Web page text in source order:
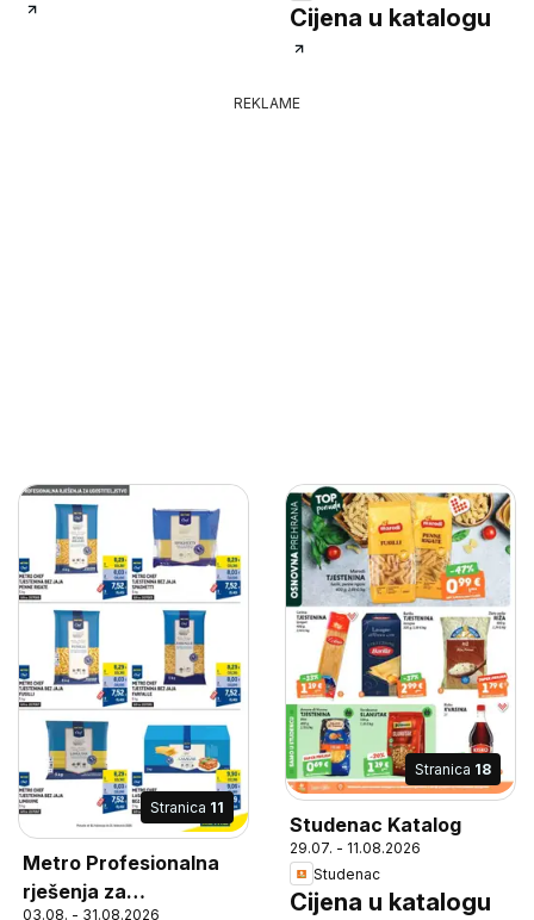
Cijena u katalogu
REKLAME
Stranica 11
Metro Profesionalna
rješenja za
03.08. - 31.08.2026
Stranica 18
Studenac Katalog
29.07. - 11.08.2026
Studenac
Cijena u katalogu